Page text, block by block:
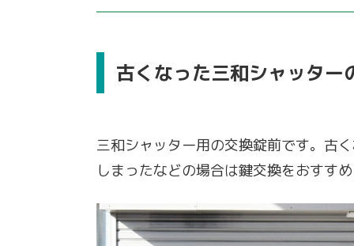
古くなった三和シャッター
三和シャッター用の交換錠前です。古
しまったなどの場合は鍵交換をおすす